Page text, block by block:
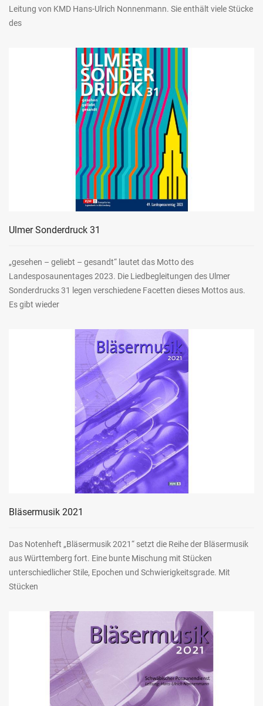
Leitung von KMD Hans-Ulrich Nonnenmann. Sie enthält viele Stücke
des
Ulmer Sonderdruck 31
„gesehen – geliebt – gesandt“ lautet das Motto des
Landesposaunentages 2023. Die Liedbegleitungen des Ulmer
Sonderdrucks 31 legen verschiedene Facetten dieses Mottos aus.
Es gibt wieder
Bläsermusik 2021
Das Notenheft „Bläsermusik 2021“ setzt die Reihe der Bläsermusik
aus Württemberg fort. Eine bunte Mischung mit Stücken
unterschiedlicher Stile, Epochen und Schwierigkeitsgrade. Mit
Stücken